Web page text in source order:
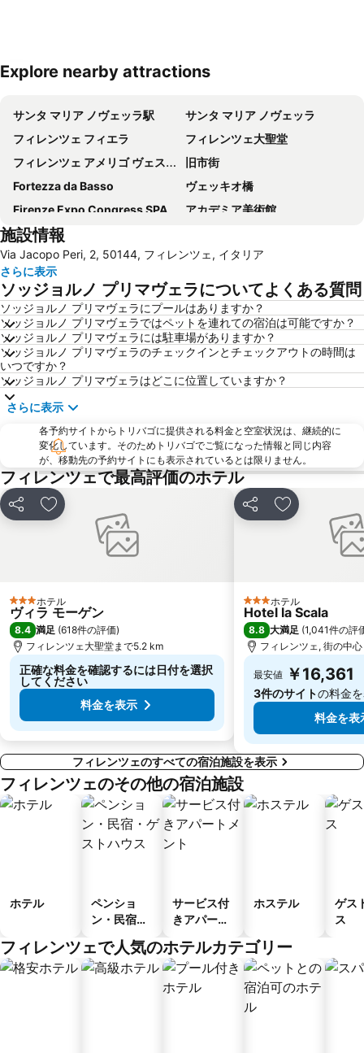
地図を拡大
Explore nearby attractions
サンタ マリア ノヴェッラ駅
サンタ マリア ノヴェッラ
フィレンツェ フィエラ
フィレンツェ大聖堂
フィレンツェ アメリゴ ヴェスプッチ空港
旧市街
Fortezza da Basso
ヴェッキオ橋
Firenze Expo Congress SPA
アカデミア美術館
Galleria degli Uffizi
ジョットの鐘楼
Mercato di San Lorenzo
San Lorenzo Market
(ピエンツァ)フィレンツェ歴史地区
ダビデ像 (ミケランジェロ)
Il Prato
Officina Profumo Farmaceutica di Santa Maria Novella
Basilica of St Lawrence
The Westin Excelsior
Brunelleschi
Firenze Festival
サンタ・クローチェ教会
Palazzo Strozzi
カンポ ディ マルテ
Soffiano
Peretola
Antella
Teatro Manzoni
Staggia Senese
施設情報
Via Jacopo Peri, 2, 50144, フィレンツェ, イタリア
さらに表示
ソッジョルノ プリマヴェラについてよくある質問
ソッジョルノ プリマヴェラにプールはありますか？
ソッジョルノ プリマヴェラではペットを連れての宿泊は可能ですか？
ソッジョルノ プリマヴェラには駐車場がありますか？
ソッジョルノ プリマヴェラのチェックインとチェックアウトの時間は
いつですか？
ソッジョルノ プリマヴェラはどこに位置していますか？
さらに表示
各予約サイトからトリバゴに提供される料金と空室状況は、継続的に
変化しています。そのためトリバゴでご覧になった情報と同じ内容
が、移動先の予約サイトにも表示されているとは限りません。
フィレンツェで最高評価のホテル
シェア お気に入りに追加
3 ホテルのランク
ホテル
ヴィラ モーゲン
8.4 満足 (618件の評価)
フィレンツェ大聖堂まで5.2 km
正確な料金を確認するには日付を選択
してください
料金を表示
シェア お気に入りに
3 ホテルのランク
ホテル
Hotel la Scala
8.8 大満足 (1,041件の評
フィレンツェ, 街の中
最安値 ￥16,361
3件のサイトの料金
料金を表
フィレンツェのすべての宿泊施設を表示
フィレンツェのその他の宿泊施設
ホテル
ペンショ
ン・民宿・
ス
サービス付
きアパート
ホステル
ゲス
ス
フィレンツェで人気のホテルカテゴリー